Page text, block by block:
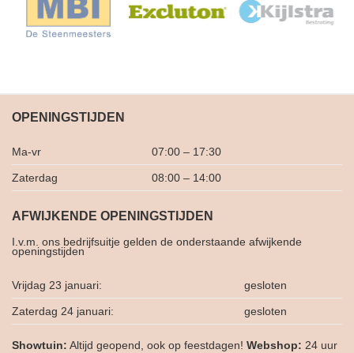
OPENINGSTIJDEN
Ma-vr 07:00 – 17:30
Zaterdag 08:00 – 14:00
AFWIJKENDE OPENINGSTIJDEN
I.v.m. ons bedrijfsuitje gelden de onderstaande afwijkende
openingstijden
Vrijdag 23 januari: gesloten
Zaterdag 24 januari: gesloten
Showtuin: Altijd geopend, ook op feestdagen! Webshop: 24 uur